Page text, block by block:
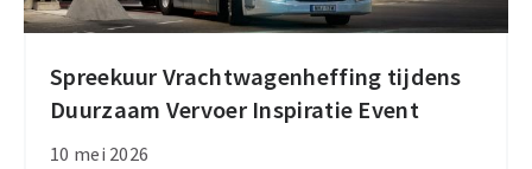
Spreekuur Vrachtwagenheffing tijdens
Duurzaam Vervoer Inspiratie Event
10 mei 2026
Spreekuur
Vrachtwagenheffing
tijdens